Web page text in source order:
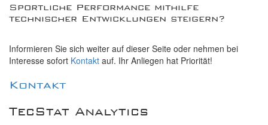
Sportliche Performance mithilfe
technischer Entwicklungen steigern?
Informieren Sie sich weiter auf dieser Seite oder nehmen bei
Interesse sofort Kontakt auf. Ihr Anliegen hat Priorität!
Kontakt
TecStat Analytics